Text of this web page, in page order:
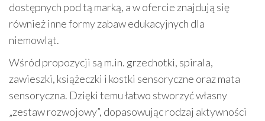
dostępnych pod tą marką, a w ofercie znajdują się
również inne formy zabaw edukacyjnych dla
niemowląt.
Wśród propozycji są m.in. grzechotki, spirala,
zawieszki, książeczki i kostki sensoryczne oraz mata
sensoryczna. Dzięki temu łatwo stworzyć własny
„zestaw rozwojowy”, dopasowując rodzaj aktywności